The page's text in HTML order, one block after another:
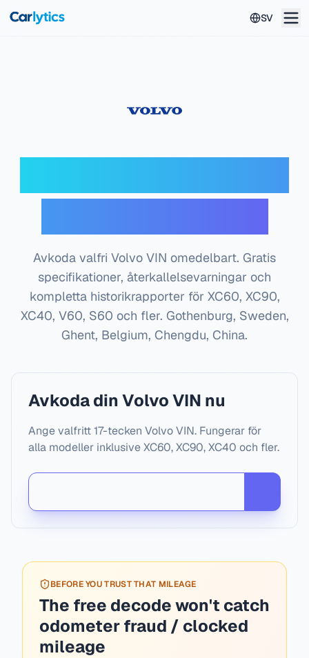
SV
Avkoda valfri Volvo VIN omedelbart. Gratis
specifikationer, återkallelsevarningar och
kompletta historikrapporter för XC60, XC90,
XC40, V60, S60 och fler. Gothenburg, Sweden,
Ghent, Belgium, Chengdu, China.
Avkoda din Volvo VIN nu
Ange valfritt 17-tecken Volvo VIN. Fungerar för
alla modeller inklusive XC60, XC90, XC40 och fler.
BEFORE YOU TRUST THAT MILEAGE
The free decode won't catch
odometer fraud / clocked
mileage